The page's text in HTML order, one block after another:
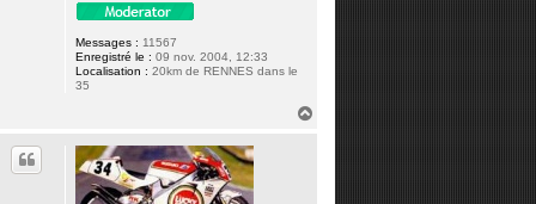
Messages : 11567
Enregistré le : 09 nov. 2004, 12:33
Localisation : 20km de RENNES dans le
35